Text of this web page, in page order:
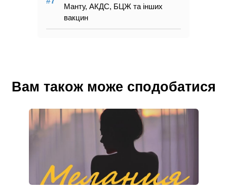
Манту, АКДС, БЦЖ та інших
вакцин
Вам також може сподобатися